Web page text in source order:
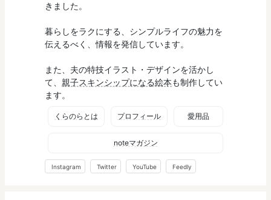
きました。
暮らしをラクにする、シンプルライフの魅力を
伝えるべく、情報を発信しています。
また、夫の特技イラスト・デザインを活かし
て、 親子スキンシップになる絵本も制作してい
ます。
くらのらとは プロフィール 愛用品
noteマガジン
Instagram Twitter YouTube Feedly